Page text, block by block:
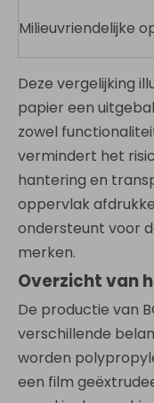
Milieuvriendelijke
Deze vergelijking
papier een
zowel
vermindert het
hantering en
oppervlak
ondersteunt voor
merken.
Overzicht van
De productie van
verschillende
worden
een film